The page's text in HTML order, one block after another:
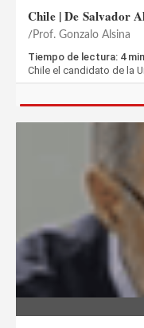
Chile | De Salvador
Prof. Gonzalo Alsina
Tiempo de lectura: 4
Chile el candidato de la